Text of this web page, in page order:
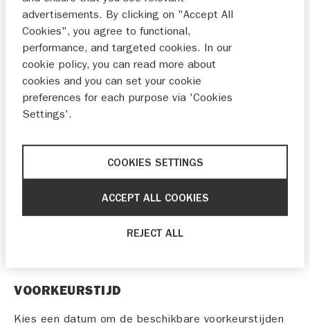
MA DI WO DO VR ZA
27 29 30
3 4 5 6 7
10 11 12 14
17
2 3 4
VOORKEURSTIJD
Kies een datum om de beschikbare voorkeurstijden
advertisements. By clicking on "Accept All
Cookies", you agree to functional,
performance, and targeted cookies. In our
cookie policy, you can read more about
cookies and you can set your cookie
preferences for each purpose via 'Cookies
Settings'.
COOKIES SETTINGS
REJECT ALL
ACCEPT ALL COOKIES